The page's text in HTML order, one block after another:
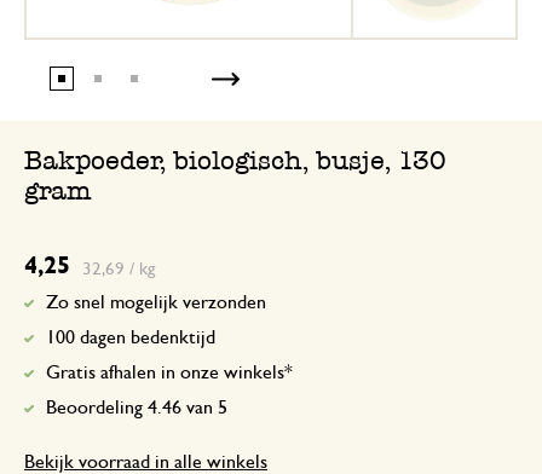
Bakpoeder, biologisch, busje, 130
gram
4,25 32,69 / kg
Zo snel mogelijk verzonden
100 dagen bedenktijd
Gratis afhalen in onze winkels*
Beoordeling 4.46 van 5
Bekijk voorraad in alle winkels